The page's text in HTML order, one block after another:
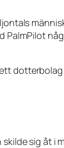
PalmPilot
sig åt i